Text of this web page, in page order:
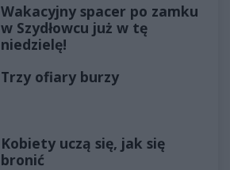
Wakacyjny spacer po zamku
w Szydłowcu już w tę
niedzielę!
Trzy ofiary burzy
Kobiety uczą się, jak się
bronić